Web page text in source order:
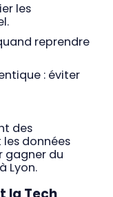
les
reprendre
: éviter
des
données
gagner du
Lyon.